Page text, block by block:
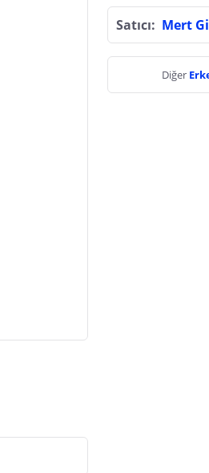
Satıcı: Mert
Diğer